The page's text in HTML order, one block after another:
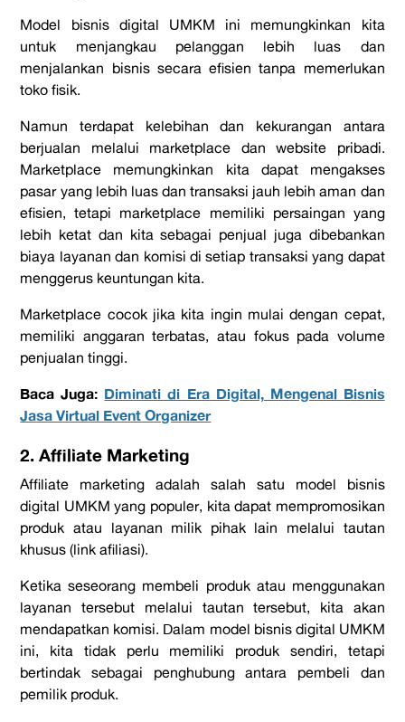
Model bisnis digital UMKM ini memungkinkan kita
untuk menjangkau pelanggan lebih luas dan
menjalankan bisnis secara efisien tanpa memerlukan
toko fisik.
Namun terdapat kelebihan dan kekurangan antara
berjualan melalui marketplace dan website pribadi.
Marketplace memungkinkan kita dapat mengakses
pasar yang lebih luas dan transaksi jauh lebih aman dan
efisien, tetapi marketplace memiliki persaingan yang
lebih ketat dan kita sebagai penjual juga dibebankan
biaya layanan dan komisi di setiap transaksi yang dapat
menggerus keuntungan kita.
Marketplace cocok jika kita ingin mulai dengan cepat,
memiliki anggaran terbatas, atau fokus pada volume
penjualan tinggi.
Baca Juga: Diminati di Era Digital, Mengenal Bisnis
Jasa Virtual Event Organizer
2. Affiliate Marketing
Affiliate marketing adalah salah satu model bisnis
digital UMKM yang populer, kita dapat mempromosikan
produk atau layanan milik pihak lain melalui tautan
khusus (link afiliasi).
Ketika seseorang membeli produk atau menggunakan
layanan tersebut melalui tautan tersebut, kita akan
mendapatkan komisi. Dalam model bisnis digital UMKM
ini, kita tidak perlu memiliki produk sendiri, tetapi
bertindak sebagai penghubung antara pembeli dan
pemilik produk.